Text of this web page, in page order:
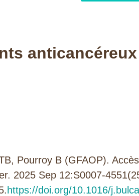
Pourroy B (GFAOP).
2025 Sep 12:S0007-
https://doi.org/10.1016/